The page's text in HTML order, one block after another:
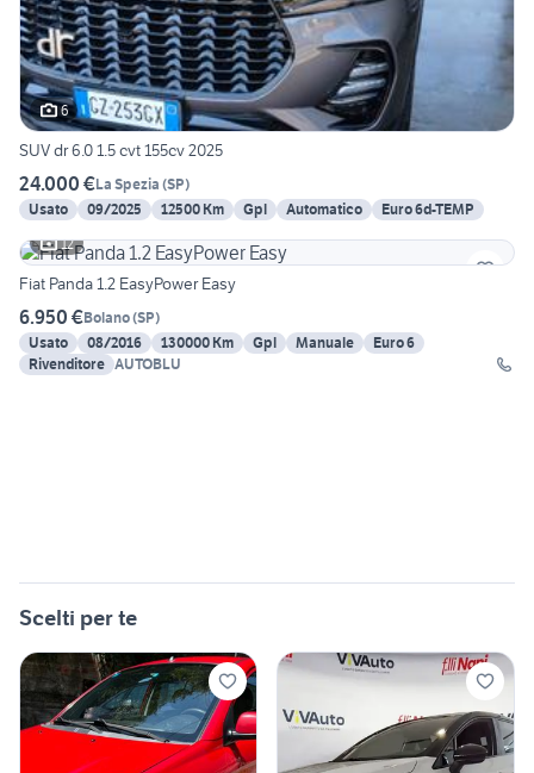
6
SUV dr 6.0 1.5 cvt 155cv 2025
24.000 €La Spezia (SP)
Usato
09/2025 12500 Km Gpl Automatico
Euro 6d-TEMP
12
Fiat Panda 1.2 EasyPower Easy
6.950 €Bolano(SP)
Usato
08/2016 130000 Km Gpl Manuale
Euro 6
Rivenditore AUTOBLU
Scelti per te